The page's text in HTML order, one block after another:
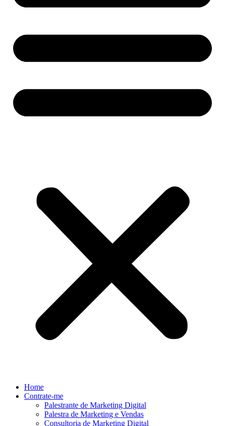
Home
Contrate-me
Palestrante de Marketing Digital
Palestra de Marketing e Vendas
Consultoria de Marketing Digital